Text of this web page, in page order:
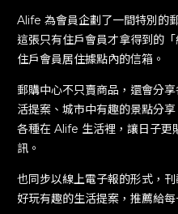
如需了解最新情況，請瀏覽衛生
www.mohw.gov.tw/
Alifer
成為 Alifer
Find A_life
進入 Alife 生活圈
Find SAND
成為 SAND 住戶
SAND Partners
Alife 為會員企劃了一間特別的
這張只有住戶會員才拿得到的
住戶會員居住據點內的信箱。
郵購中心不只賣商品，還會分
活提案、城市中有趣的景點分
各種在 Alife 生活裡，讓日子更
訊。
也同步以線上電子報的形式，
好玩有趣的生活提案，推薦給